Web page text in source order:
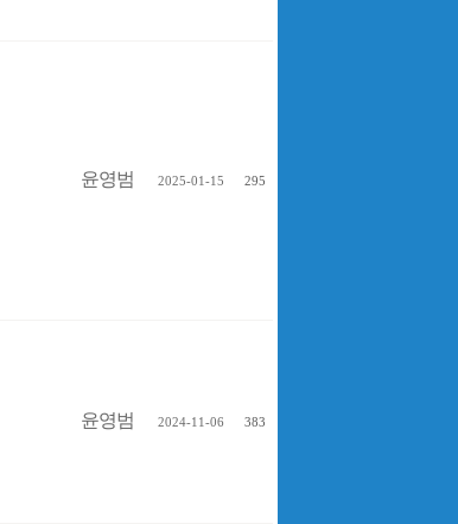
윤영범 2025-01-15 295
윤영범 2024-11-06 383